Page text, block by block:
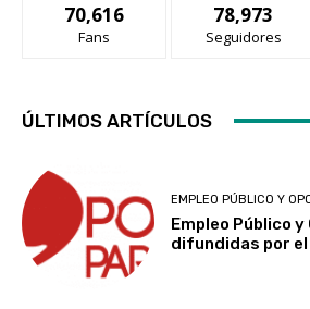
70,616
Fans
78,973
Seguidores
ÚLTIMOS ARTÍCULOS
EMPLEO PÚBLICO Y
Empleo Público
difundidas por el